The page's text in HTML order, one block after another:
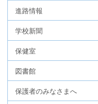
進路情報
学校新聞
保健室
図書館
保護者のみなさまへ